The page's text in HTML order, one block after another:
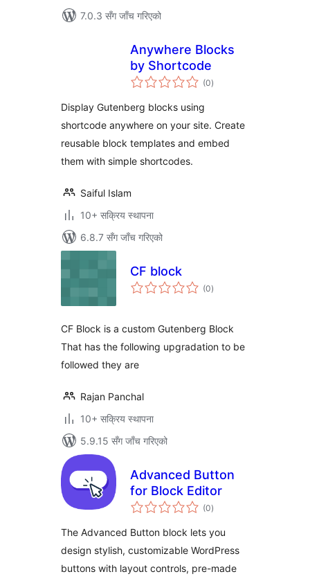
7.0.3 सँग जाँच गरिएको
Anywhere Blocks
by Shortcode
(0कुल
रेटिङ्गहरू
)
Display Gutenberg blocks using
shortcode anywhere on your site. Create
reusable block templates and embed
them with simple shortcodes.
Saiful Islam
10+ सक्रिय स्थापना
6.8.7 सँग जाँच गरिएको
CF block
(0कुल
रेटिङ्गहरू
)
CF Block is a custom Gutenberg Block
That has the following upgradation to be
followed they are
Rajan Panchal
10+ सक्रिय स्थापना
5.9.15 सँग जाँच गरिएको
Advanced Button
for Block Editor
(0कुल
रेटिङ्गहरू
)
The Advanced Button block lets you
design stylish, customizable WordPress
buttons with layout controls, pre-made